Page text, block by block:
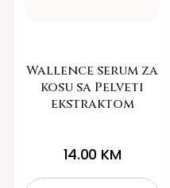
Wallence serum za
kosu sa Pelveti
ekstraktom
14.00 KM